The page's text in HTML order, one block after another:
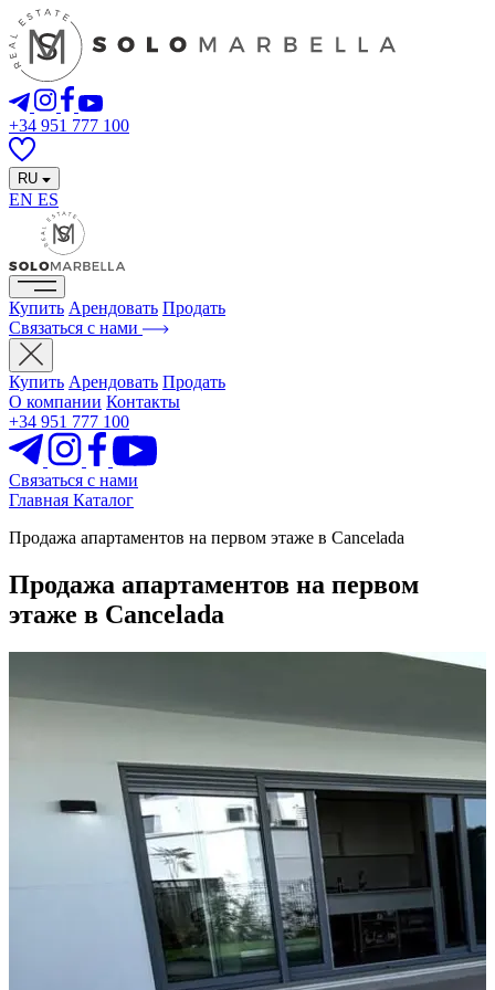
+34 951 777 100
RU
EN ES
Купить Арендовать Продать
Связаться с нами
Купить Арендовать Продать
О компании Контакты
+34 951 777 100
Связаться с нами
Главная Каталог
Продажа апартаментов на первом этаже в Cancelada
Продажа апартаментов на первом
этаже в Cancelada